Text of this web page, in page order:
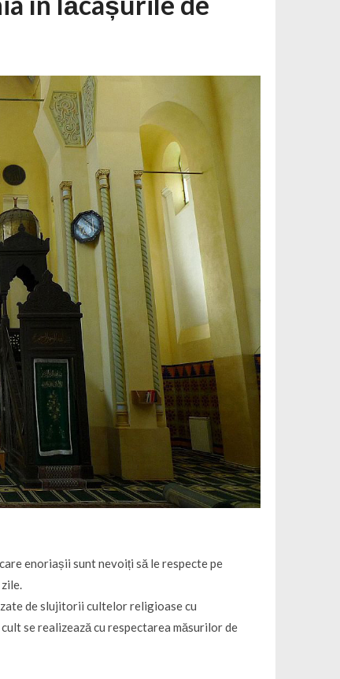
enoriașii sunt nevoiți să le respecte pe
de slujitorii cultelor religioase cu
se realizează cu respectarea măsurilor de